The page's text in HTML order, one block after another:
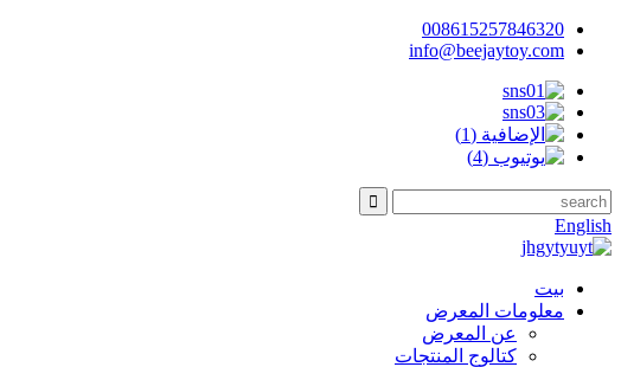
008615257846320
info@beejaytoy.com
English
بيت
معلومات المعرض
عن المعرض
كتالوج المنتجات